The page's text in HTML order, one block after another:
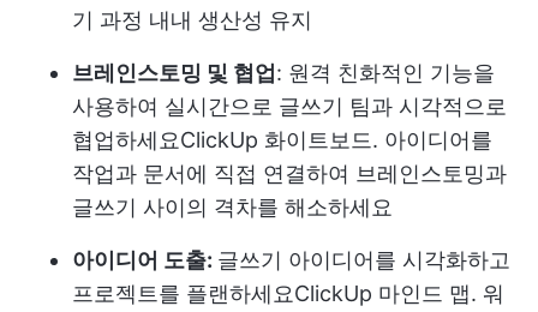
기 과정 내내 생산성 유지
브레인스토밍 및 협업 : 원격 친화적인 기능을
사용하여 실시간으로 글쓰기 팀과 시각적으로
협업하세요ClickUp 화이트보드. 아이디어를
작업과 문서에 직접 연결하여 브레인스토밍과
글쓰기 사이의 격차를 해소하세요
아이디어 도출: 글쓰기 아이디어를 시각화하고
프로젝트를 플랜하세요ClickUp 마인드 맵. 워